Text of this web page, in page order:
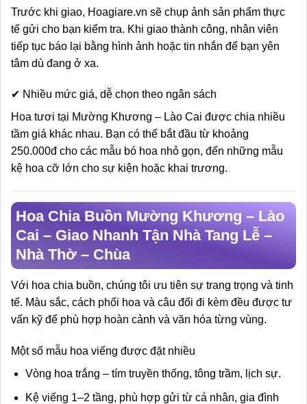
Trước khi giao, Hoagiare.vn sẽ chụp ảnh sản phẩm thực
tế gửi cho bạn kiểm tra. Khi giao thành công, nhân viên
tiếp tục báo lại bằng hình ảnh hoặc tin nhắn để bạn yên
tâm dù đang ở xa.
✔ Nhiều mức giá, dễ chọn theo ngân sách
Hoa tươi tại Mường Khương – Lào Cai được chia nhiều
tầm giá khác nhau. Bạn có thể bắt đầu từ khoảng
250.000đ cho các mẫu bó hoa nhỏ gọn, đến những mẫu
kệ hoa cỡ lớn cho sự kiện hoặc khai trương.
Hoa Chia Buồn Mường Khương – Lào
Cai – Giao Nhanh Tận Nhà Tang Lễ –
Nhà Thờ – Chùa
Với hoa chia buồn, chúng tôi ưu tiên sự trang trọng và tinh
tế. Màu sắc, cách phối hoa và câu đối đi kèm đều được tư
vấn kỹ để phù hợp hoàn cảnh và văn hóa từng vùng.
Một số mẫu hoa viếng được đặt nhiều
Vòng hoa trắng – tím truyền thống, tông trầm, lịch sự.
Kệ viếng 1–2 tầng, phù hợp gửi từ cá nhân, gia đình